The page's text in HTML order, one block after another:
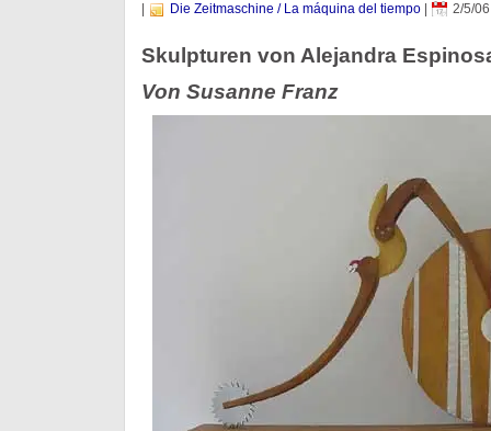
Die Zeitmaschine / La máquina del tiempo| 2/5/06
Skulpturen von Alejandra
Von Susanne Franz